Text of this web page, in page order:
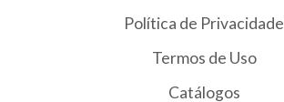
Política de Privacidade
Termos de Uso
Catálogos